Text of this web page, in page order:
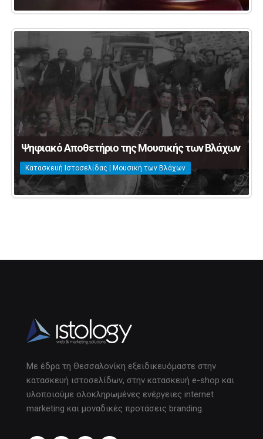
Ψηφιακό Αποθετήριο της Μουσικής των Βλάχων
Κατασκευή Ιστοσελίδας | Μουσική των Βλάχων
Με έδρα τη Θεσσαλονίκη εξειδικευόμαστε στην
κατασκευή ιστοσελίδων, στην κατασκευή e-shop και
υλοποιούμε ολοκληρωμένες ενέργειες internet
marketing και μοναδικές προτάσεις branding.